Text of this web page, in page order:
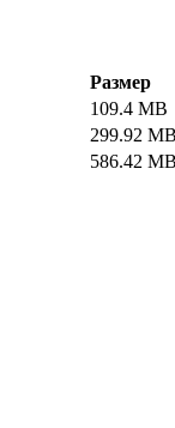
Размер
109.4 MB
299.92
586.42